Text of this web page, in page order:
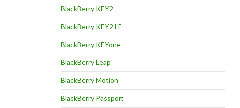
BlackBerry KEY2
BlackBerry KEY2 LE
BlackBerry KEYone
BlackBerry Leap
BlackBerry Motion
BlackBerry Passport